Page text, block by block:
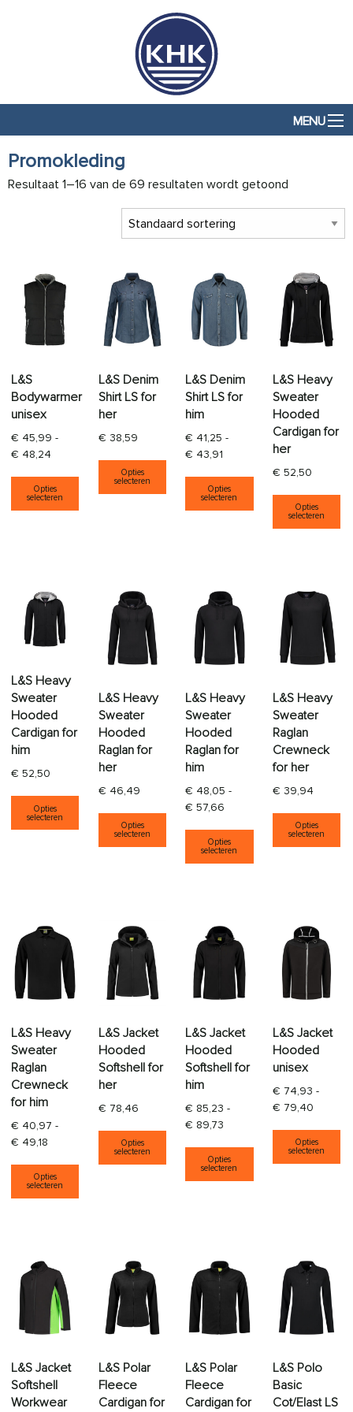
MENU
Promokleding
Resultaat 1–16 van de 69 resultaten wordt getoond
L&S
Bodywarmer
unisex
€ 45,99 -
€ 48,24 Prijsklasse: € 45,99 tot € 48,24
Opties
selecteren
Dit product heeft meerdere variaties. Deze optie
L&S Denim
Shirt LS for
her
€ 38,59
Opties
selecteren
Dit product heeft meerdere
L&S Denim
Shirt LS for
him
€ 41,25 -
€ 43,91 Prijsklasse: € 41,25 tot €
Opties
selecteren
Dit product heeft
L&S Heavy
Sweater
Hooded
Cardigan for
her
€ 52,50
Opties
selecteren
L&S Heavy
Sweater
Hooded
Cardigan for
him
€ 52,50
Opties
selecteren
Dit product heeft meerdere variaties. Deze optie
L&S Heavy
Sweater
Hooded
Raglan for
her
€ 46,49
Opties
selecteren
Dit product heeft meerdere
L&S Heavy
Sweater
Hooded
Raglan for
him
€ 48,05 -
€ 57,66
Opties
selecteren
Dit product heeft
L&S Heavy
Sweater
Raglan
Crewneck
for her
€ 39,94
Opties
selecteren
L&S Heavy
Sweater
Raglan
Crewneck
for him
€ 40,97 -
€ 49,18 Prijsklasse: € 40,97 tot € 49,18
Opties
selecteren
Dit product heeft meerdere variaties. Deze optie
L&S Jacket
Hooded
Softshell for
her
€ 78,46
Opties
selecteren
Dit product heeft meerdere
L&S Jacket
Hooded
Softshell for
him
€ 85,23 -
€ 89,73
Opties
selecteren
Dit product heeft
L&S Jacket
Hooded
unisex
€ 74,93 -
€ 79,40
Opties
selecteren
L&S Jacket
Softshell
Workwear
L&S Polar
Fleece
Cardigan for
L&S Polar
Fleece
Cardigan for
L&S Polo
Basic
Cot/Elast LS